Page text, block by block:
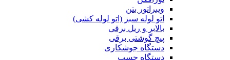
ویبراتور بتن
اتو لوله سبز (اتو لوله کشی)
بالابر و ریل برقی
پیچ گوشتی برقی
دستگاه جوشکاری
دستگاه چسب